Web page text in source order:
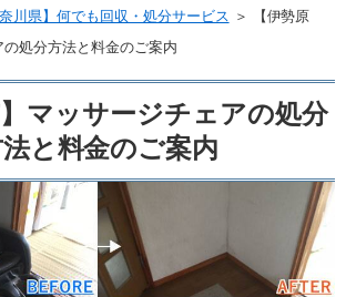
奈川県】何でも回収・処分サービス ＞
【伊勢原
処分方法と料金のご案内
】マッサージチェアの処分
と料金のご案内